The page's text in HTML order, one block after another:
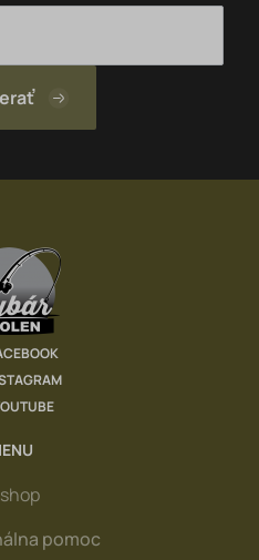
pomoc